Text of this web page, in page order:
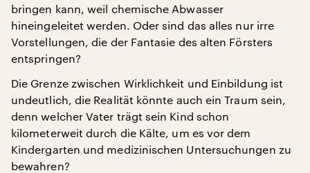
bringen kann, weil chemische Abwasser
hineingeleitet werden. Oder sind das alles nur irre
Vorstellungen, die der Fantasie des alten Försters
entspringen?
Die Grenze zwischen Wirklichkeit und Einbildung ist
undeutlich, die Realität könnte auch ein Traum sein,
denn welcher Vater trägt sein Kind schon
kilometerweit durch die Kälte, um es vor dem
Kindergarten und medizinischen Untersuchungen zu
bewahren?